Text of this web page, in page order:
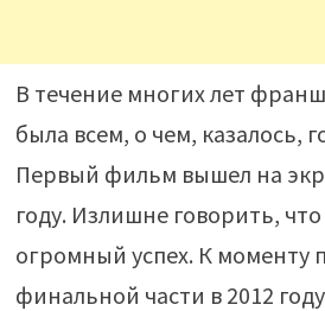
В течение многих лет
была всем, о чем, казалось,
Первый фильм вышел на
году. Излишне говорить,
огромный успех. К моменту
финальной части в 2012